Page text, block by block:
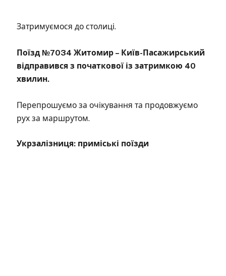
Затримуємося до столиці.
Поїзд №7034 Житомир – Київ-Пасажирський
відправився з початкової із затримкою 40
хвилин.
Перепрошуємо за очікування та продовжуємо
рух за маршрутом.
Укрзалізниця: приміські поїзди